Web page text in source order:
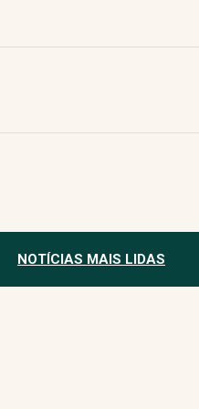
NOTÍCIAS MAIS LIDAS